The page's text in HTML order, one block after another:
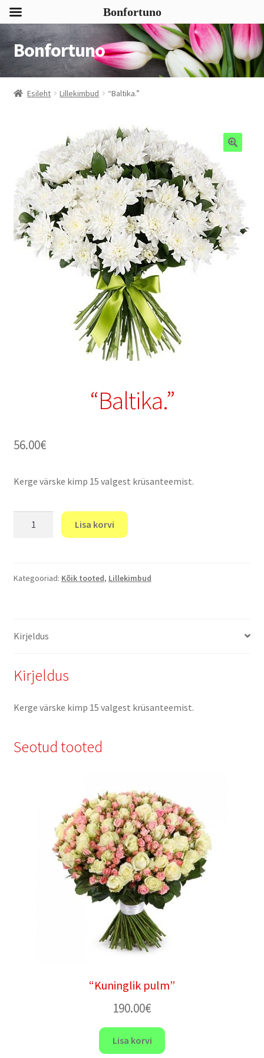
Liigu
navigeerimisele
Liigu
sisu
juurde
Bonfortuno
Esileht Lillekimbud “Baltika.”
“Baltika.”
56.00€
Kerge värske kimp 15 valgest krüsanteemist.
Lisa korvi
Kategooriad: Kõik tooted, Lillekimbud
Kirjeldus
Kirjeldus
Kerge värske kimp 15 valgest krüsanteemist.
Seotud tooted
“Kuninglik pulm”
190.00€
Lisa korvi
Bonfortuno